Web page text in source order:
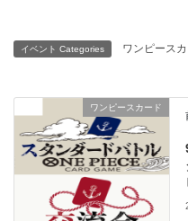
イベント Categories ワンピース
ワンピースカード